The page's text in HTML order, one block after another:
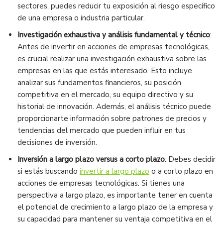
sectores, puedes reducir tu exposición al riesgo específico
de una empresa o industria particular.
Investigación exhaustiva y análisis fundamental y técnico:
Antes de invertir en acciones de empresas tecnológicas,
es crucial realizar una investigación exhaustiva sobre las
empresas en las que estás interesado. Esto incluye
analizar sus fundamentos financieros, su posición
competitiva en el mercado, su equipo directivo y su
historial de innovación. Además, el análisis técnico puede
proporcionarte información sobre patrones de precios y
tendencias del mercado que pueden influir en tus
decisiones de inversión.
Inversión a largo plazo versus a corto plazo: Debes decidir
si estás buscando invertir a largo plazo o a corto plazo en
acciones de empresas tecnológicas. Si tienes una
perspectiva a largo plazo, es importante tener en cuenta
el potencial de crecimiento a largo plazo de la empresa y
su capacidad para mantener su ventaja competitiva en el